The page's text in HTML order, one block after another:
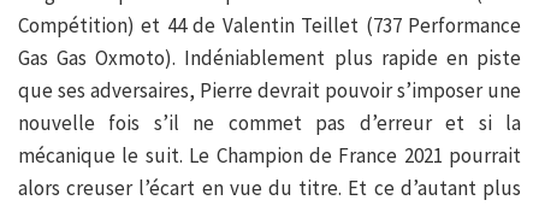
Compétition) et 44 de Valentin Teillet (737 Performance
Gas Gas Oxmoto). Indéniablement plus rapide en piste
que ses adversaires, Pierre devrait pouvoir s’imposer une
nouvelle fois s’il ne commet pas d’erreur et si la
mécanique le suit. Le Champion de France 2021 pourrait
alors creuser l’écart en vue du titre. Et ce d’autant plus